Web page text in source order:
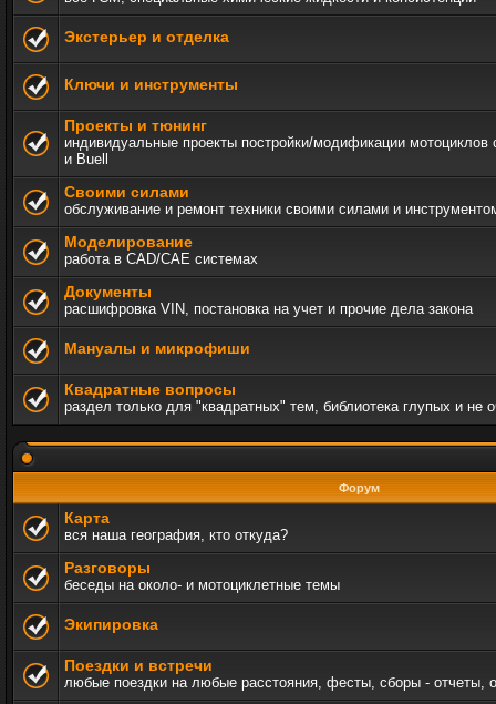
Экстерьер и отделка
Ключи и инструменты
Проекты и тюнинг
индивидуальные проекты постройки/модификации мотоциклов
и Buell
Своими силами
обслуживание и ремонт техники своими силами и
Моделирование
работа в CAD/CAE системах
Документы
расшифровка VIN, постановка на учет и прочие дела закона
Мануалы и микрофиши
Квадратные вопросы
раздел только для "квадратных" тем, библиотека глупых и не
Форум
Карта
вся наша география, кто откуда?
Разговоры
беседы на около- и мотоциклетные темы
Экипировка
Поездки и встречи
любые поездки на любые расстояния, фесты, сборы - отчеты,